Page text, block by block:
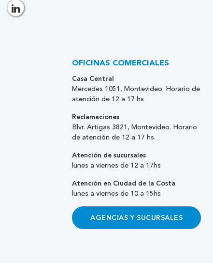
OFICINAS COMERCIALES
Casa Central
Mercedes 1051, Montevideo. Horario de
atención de 12 a 17 hs
Reclamaciones
Blvr. Artigas 3821, Montevideo. Horario
de atención de 12 a 17 hs.
Atención de sucursales
lunes a viernes de 12 a 17hs
Atención en Ciudad de la Costa
lunes a viernes de 10 a 15hs
AGENCIAS Y SUCURSALES